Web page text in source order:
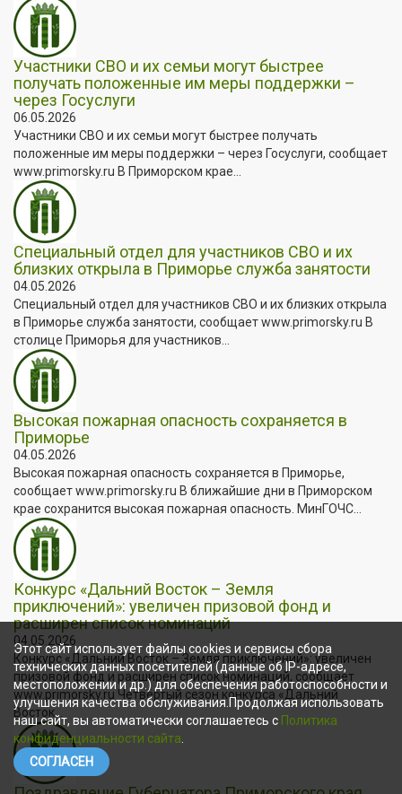
Участники СВО и их семьи могут быстрее
получать положенные им меры поддержки –
через Госуслуги
06.05.2026
Участники СВО и их семьи могут быстрее получать
положенные им меры поддержки – через Госуслуги, сообщает
www.primorsky.ru В Приморском крае...
Специальный отдел для участников СВО и их
близких открыла в Приморье служба занятости
04.05.2026
Специальный отдел для участников СВО и их близких открыла
в Приморье служба занятости, сообщает www.primorsky.ru В
столице Приморья для участников...
Высокая пожарная опасность сохраняется в
Приморье
04.05.2026
Высокая пожарная опасность сохраняется в Приморье,
сообщает www.primorsky.ru В ближайшие дни в Приморском
крае сохранится высокая пожарная опасность. МинГОЧС...
Конкурс «Дальний Восток – Земля
приключений»: увеличен призовой фонд и
расширен список номинаций
04.05.2026
Конкурс «Дальний Восток – Земля приключений»: увеличен
призовой фонд и расширен список номинаций, сообщает
www.primorsky.ru Четвёртый сезон конкурса «Дальний
Восток...
Этот сайт использует файлы cookies и сервисы сбора
технических данных посетителей (данные об IP-адресе,
местоположении и др.) для обеспечения работоспособности и
улучшения качества обслуживания.Продолжая использовать
наш сайт, вы автоматически соглашаетесь с Политика
конфиденциальности сайта
СОГЛАСЕН